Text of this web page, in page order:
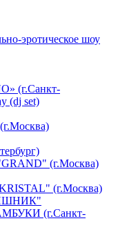
эротическое шоу
(г.Санкт-
(dj set)
(г.Москва)
(г.Москва)
(г.Санкт-